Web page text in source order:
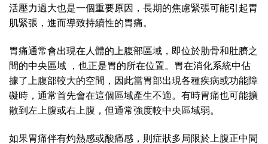
活壓力過大也是一個重要原因，長期的焦慮緊張可能引起胃
肌緊張，進而導致持續性的胃痛。
胃痛通常會出現在人體的上腹部區域，即位於肋骨和肚臍之
間的中央區域 ，也正是胃的所在位置。胃在消化系統中佔
據了上腹部較大的空間，因此當胃部出現各種疾病或功能障
礙時，通常首先會在這個區域產生不適。有時胃痛也可能擴
散到左上腹或右上腹，但通常強度較中央區域弱。
如果胃痛伴有灼熱感或酸痛感，則症狀多局限於上腹正中間